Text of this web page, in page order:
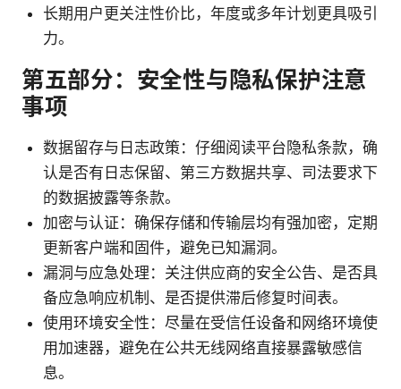
长期用户更关注性价比，年度或多年计划更具吸引
力。
第五部分：安全性与隐私保护注意
事项
数据留存与日志政策：仔细阅读平台隐私条款，确
认是否有日志保留、第三方数据共享、司法要求下
的数据披露等条款。
加密与认证：确保存储和传输层均有强加密，定期
更新客户端和固件，避免已知漏洞。
漏洞与应急处理：关注供应商的安全公告、是否具
备应急响应机制、是否提供滞后修复时间表。
使用环境安全性：尽量在受信任设备和网络环境使
用加速器，避免在公共无线网络直接暴露敏感信
息。